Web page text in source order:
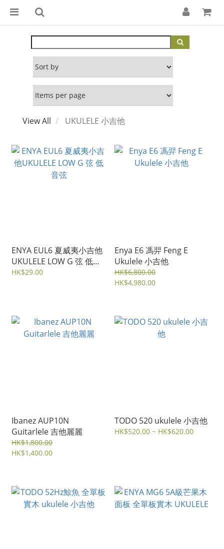
View All UKULELE 小吉他
ENYA EUL6 夏威夷小吉他
UKULELE LOW G 弦 低音
弦
HK$29.00
Enya E6 馮羿 Feng E
Ukulele 小吉他
HK$6,800.00
HK$4,980.00
Ibanez AUP10N
Guitarlele 吉他麗麗
HK$1,800.00
HK$1,400.00
TODO 520 ukulele 小吉他
HK$520.00 ~ HK$620.00